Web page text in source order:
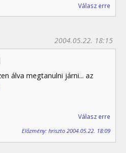
Válasz erre
2004.05.22. 18:15
álva megtanulni járni... az
Válasz erre
Előzmény: hriszto 2004.05.22. 18:09